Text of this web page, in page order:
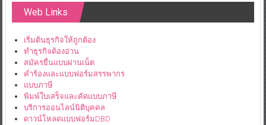
Web Links
เริ่มต้นธุรกิจให้ถูกต้อง
ทำธุรกิจต้องอ่าน
สมัครยื่นแบบผ่านเน็ต
คำร้องและแบบฟอร์มสรรพากร
แบบภาษี
พิมพ์ใบเสร็จและคัดแบบภาษี
บริการออนไลน์นิติบุคคล
ดาวน์โหลดแบบฟอร์มDBD